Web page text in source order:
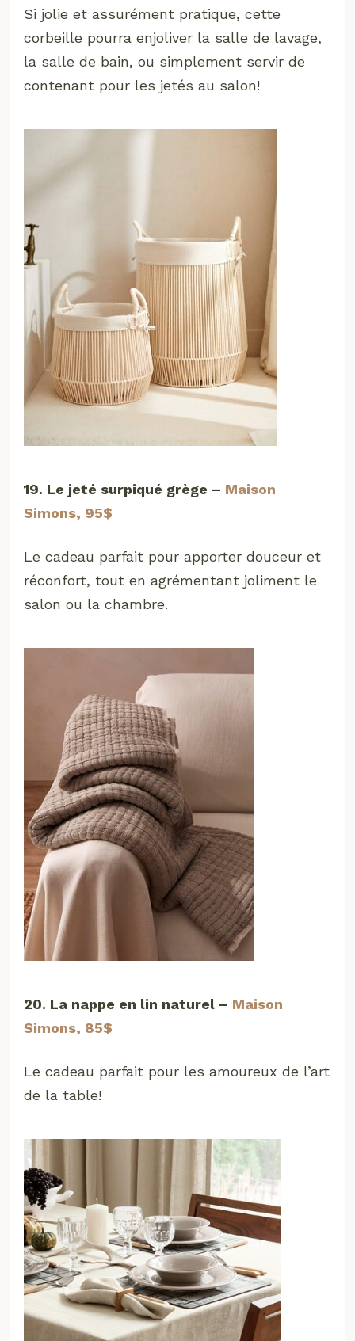
Si jolie et assurément pratique, cette
corbeille pourra enjoliver la salle de lavage,
la salle de bain, ou simplement servir de
contenant pour les jetés au salon!
19. Le jeté surpiqué grège – Maison
Simons, 95$
Le cadeau parfait pour apporter douceur et
réconfort, tout en agrémentant joliment le
salon ou la chambre.
20. La nappe en lin naturel – Maison
Simons, 85$
Le cadeau parfait pour les amoureux de l’art
de la table!